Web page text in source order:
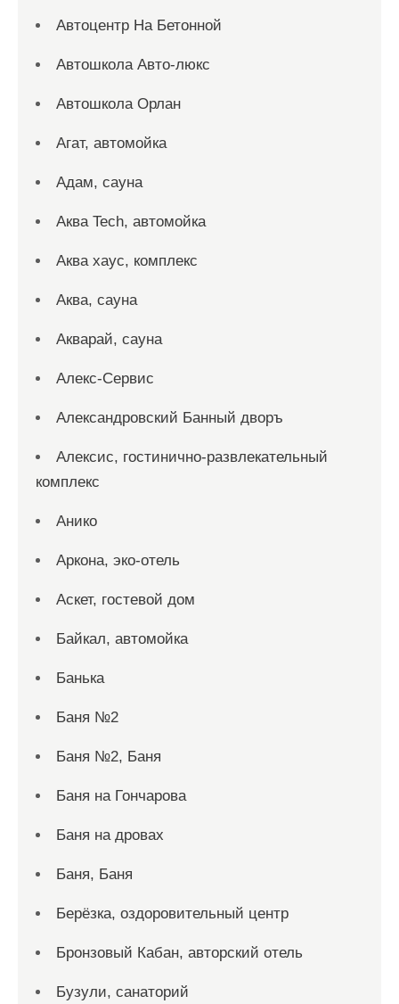
Автоцентр На Бетонной
Автошкола Авто-люкс
Автошкола Орлан
Агат, автомойка
Адам, сауна
Аква Tech, автомойка
Аква хаус, комплекс
Аква, сауна
Акварай, сауна
Алекс-Сервис
Александровский Банный дворъ
Алексис, гостинично-развлекательный
комплекс
Анико
Аркона, эко-отель
Аскет, гостевой дом
Байкал, автомойка
Банька
Баня №2
Баня №2, Баня
Баня на Гончарова
Баня на дровах
Баня, Баня
Берёзка, оздоровительный центр
Бронзовый Кабан, авторский отель
Бузули, санаторий